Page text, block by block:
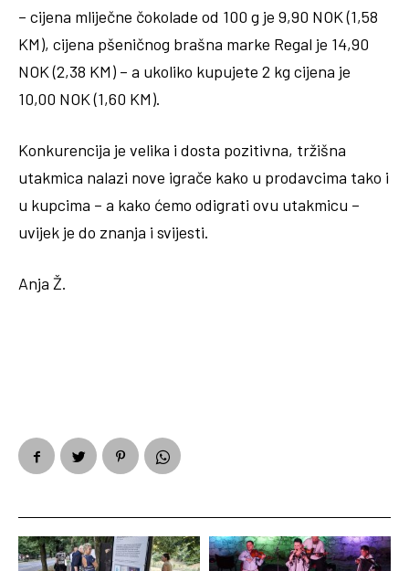
– cijena mliječne čokolade od 100 g je 9,90 NOK (1,58
KM), cijena pšeničnog brašna marke Regal je 14,90
NOK (2,38 KM) – a ukoliko kupujete 2 kg cijena je
10,00 NOK (1,60 KM).
Konkurencija je velika i dosta pozitivna, tržišna
utakmica nalazi nove igrače kako u prodavcima tako i
u kupcima – a kako ćemo odigrati ovu utakmicu –
uvijek je do znanja i svijesti.
Anja Ž.